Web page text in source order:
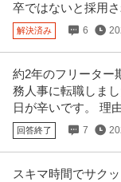
卒ではないと採用
解決済み 6
約2年のフリーター
務人事に転職しま
日が辛いです。 理
回答終了 7
スキマ時間でサク